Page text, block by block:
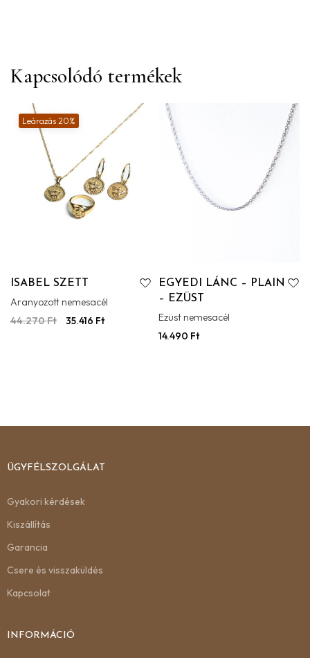
Kapcsolódó termékek
Leárazás 20%
ISABEL SZETT
Aranyozott nemesacél
44.270Ft 35.416 Ft
EGYEDI LÁNC – PLAIN
– EZÜST
Ezüst nemesacél
14.490 Ft
ÜGYFÉLSZOLGÁLAT
Gyakori kérdések
Kiszállítás
Garancia
Csere és visszaküldés
Kapcsolat
INFORMÁCIÓ